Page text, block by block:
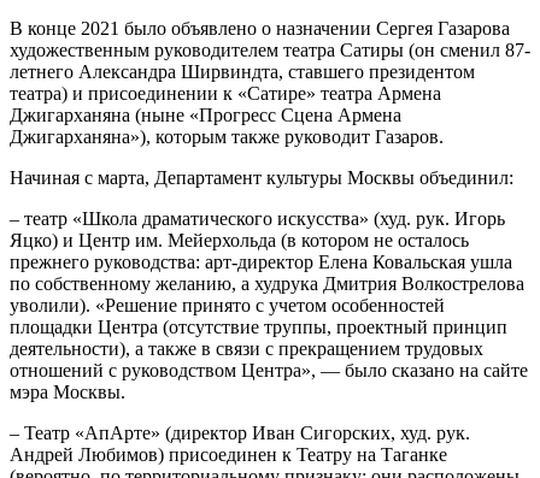
В конце 2021 было объявлено о назначении Сергея Газарова
художественным руководителем театра Сатиры (он сменил 87-
летнего Александра Ширвиндта, ставшего президентом
театра) и присоединении к «Сатире» театра Армена
Джигарханяна (ныне «Прогресс Сцена Армена
Джигарханяна»), которым также руководит Газаров.
Начиная с марта, Департамент культуры Москвы объединил:
– театр «Школа драматического искусства» (худ. рук. Игорь
Яцко) и Центр им. Мейерхольда (в котором не осталось
прежнего руководства: арт-директор Елена Ковальская ушла
по собственному желанию, а худрука Дмитрия Волкострелова
уволили). «Решение принято с учетом особенностей
площадки Центра (отсутствие труппы, проектный принцип
деятельности), а также в связи с прекращением трудовых
отношений с руководством Центра», — было сказано на сайте
мэра Москвы.
– Театр «АпАрте» (директор Иван Сигорских, худ. рук.
Андрей Любимов) присоединен к Театру на Таганке